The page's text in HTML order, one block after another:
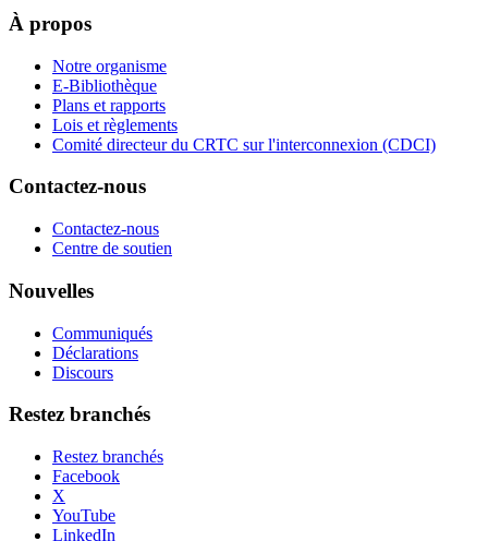
À propos
Notre organisme
E-Bibliothèque
Plans et rapports
Lois et règlements
Comité directeur du CRTC sur l'interconnexion (CDCI)
Contactez-nous
Contactez-nous
Centre de soutien
Nouvelles
Communiqués
Déclarations
Discours
Restez branchés
Restez branchés
Facebook
X
YouTube
LinkedIn